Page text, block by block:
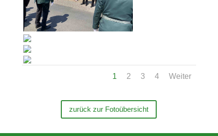
1 2 3 4 Weiter
zurück zur Fotoübersicht